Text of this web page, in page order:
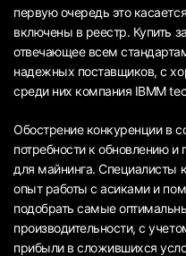
первую очередь это
включены в реестр. Купить
отвечающее всем
надежных поставщиков, с
среди них компания IBMM
Обострение конкуренции в
потребности к обновлению и
для майнинга. Специалисты
опыт работы с асиками и
подобрать самые
производительности, с
прибыли в сложившихся